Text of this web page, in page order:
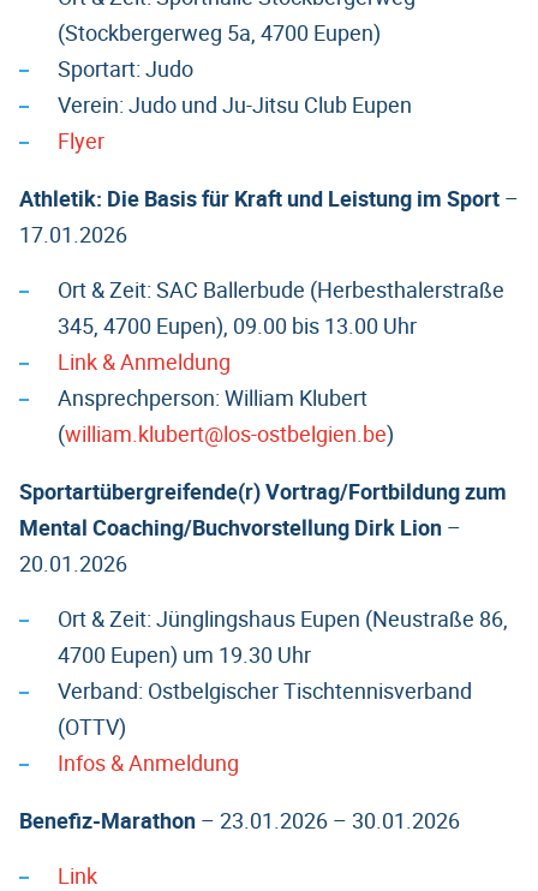
(Stockbergerweg 5a, 4700 Eupen)
Sportart: Judo
Verein: Judo und Ju-Jitsu Club Eupen
Flyer
Athletik: Die Basis für Kraft und Leistung im Sport –
17.01.2026
Ort & Zeit: SAC Ballerbude (Herbesthalerstraße
345, 4700 Eupen), 09.00 bis 13.00 Uhr
Link & Anmeldung
Ansprechperson: William Klubert
(william.klubert@los-ostbelgien.be)
Sportartübergreifende(r) Vortrag/Fortbildung zum
Mental Coaching/Buchvorstellung Dirk Lion –
20.01.2026
Ort & Zeit: Jünglingshaus Eupen (Neustraße 86,
4700 Eupen) um 19.30 Uhr
Verband: Ostbelgischer Tischtennisverband
(OTTV)
Infos & Anmeldung
Benefiz-Marathon – 23.01.2026 – 30.01.2026
Link